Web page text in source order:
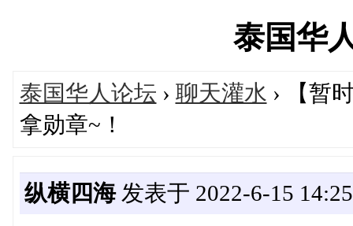
泰国华
泰国华人论坛 › 聊天灌水 › 【暂
拿勋章~！
纵横四海发表于 2022-6-15